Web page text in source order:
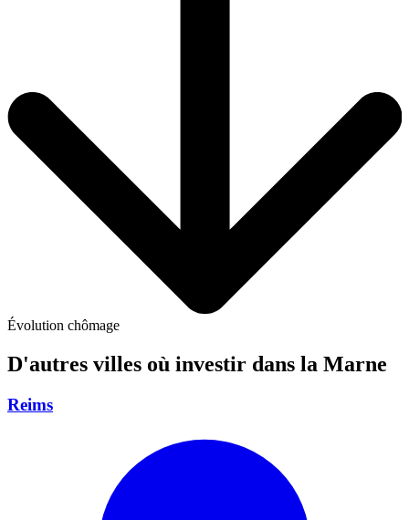
Évolution chômage
D'autres villes où investir dans la Marne
Reims